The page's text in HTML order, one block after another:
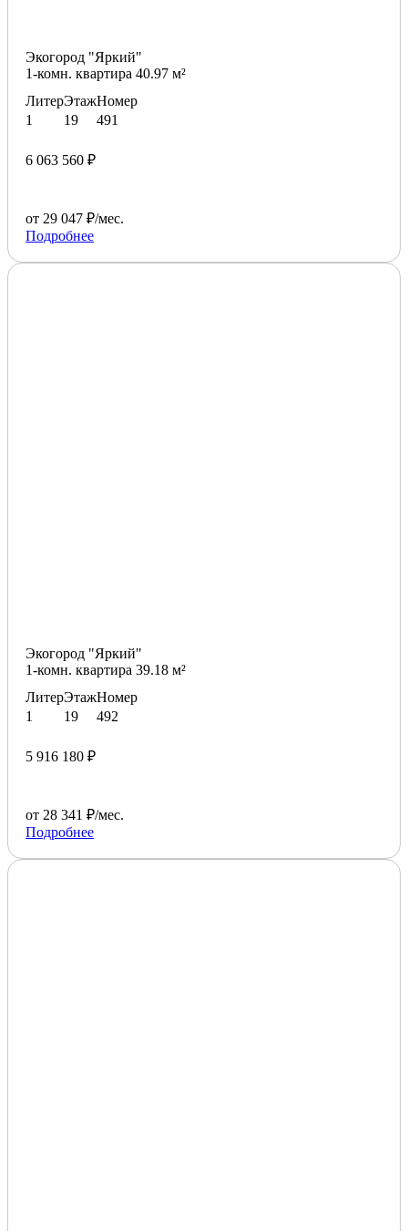
Экогород "Яркий"
1-комн. квартира 40.97 м²
Литер
1
Этаж
19
Номер
491
6 063 560 ₽
от 29 047 ₽/мес.
Подробнее
Экогород "Яркий"
1-комн. квартира 39.18 м²
Литер
1
Этаж
19
Номер
492
5 916 180 ₽
от 28 341 ₽/мес.
Подробнее